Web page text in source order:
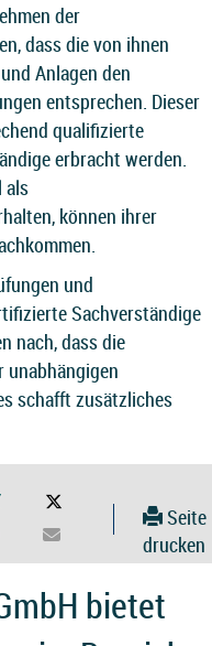
der
dass die von ihnen
Anlagen den
entsprechen. Dieser
qualifizierte
erbracht werden.
als
können ihrer
und
Sachverständige
nach, dass die
unabhängigen
schafft zusätzliches
Seite
drucken
bietet